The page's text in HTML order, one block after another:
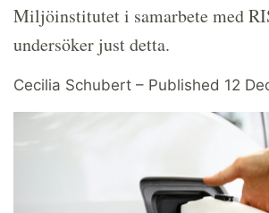
Miljöinstitutet i samarbete med
undersöker just detta.
Cecilia Schubert – Published 12